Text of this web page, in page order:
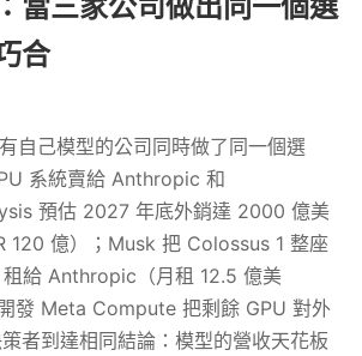
當三家公司做出同一個選
合
自己模型的公司同時做了同一個選
系統賣給 Anthropic 和
預估 2027 年底外銷達 2000 億美
120 億）；Musk 把 Colossus 1 整座
給 Anthropic（月租 12.5 億美
發 Meta Compute 把剩餘 GPU 對外
者到達相同結論：模型的營收天花板